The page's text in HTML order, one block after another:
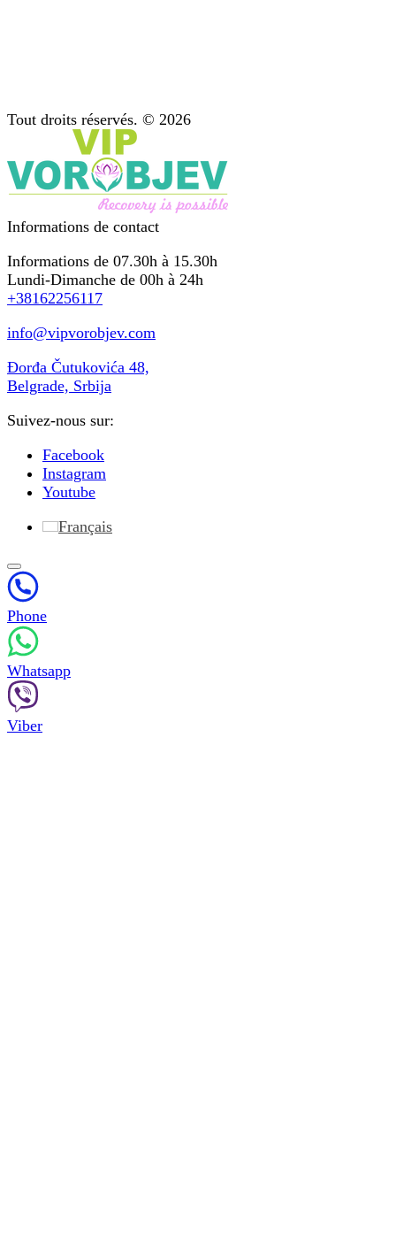
Tout droits réservés. © 2026
Informations de contact
Informations de 07.30h à 15.30h
Lundi-Dimanche de 00h à 24h
+38162256117
info@vipvorobjev.com
Đorđa Čutukovića 48,
Belgrade, Srbija
Suivez-nous sur:
Facebook
Instagram
Youtube
Français
Phone
Whatsapp
Viber